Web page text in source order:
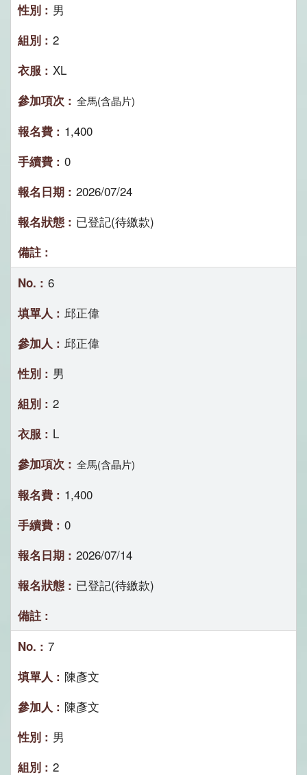
男
2
XL
全馬(含晶片)
1,400
0
2026/07/24
已登記(待繳款)
6
邱正偉
邱正偉
男
2
L
全馬(含晶片)
1,400
0
2026/07/14
已登記(待繳款)
7
陳彥文
陳彥文
男
2